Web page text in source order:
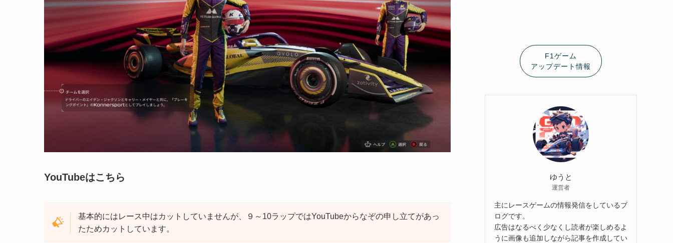
YouTubeはこちら
基本的にはレース中はカットしていませんが、９～10ラップではYouTubeからなぞの申し立てがあっ
たためカットしています。
F1ゲーム
アップデート情報
ゆうと
運営者
主にレースゲームの情報発信をしているブ
ログです。
広告はなるべく少なくし読者が楽しめるよ
うに画像も追加しながら記事を作成してい